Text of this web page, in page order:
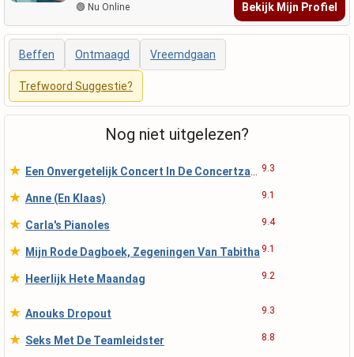
🟢 Nu Online Bekijk Mijn Profiel
Beffen Ontmaagd Vreemdgaan
Trefwoord Suggestie?
Nog niet uitgelezen?
★ Een Onvergetelijk Concert In De Concertzaal Amster 9.3
★ Anne (En Klaas) 9.1
★ Carla's Pianoles 9.4
★ Mijn Rode Dagboek, Zegeningen Van Tabitha 9.1
★ Heerlijk Hete Maandag 9.2
★ Anouks Dropout 9.3
★ Seks Met De Teamleidster 8.8